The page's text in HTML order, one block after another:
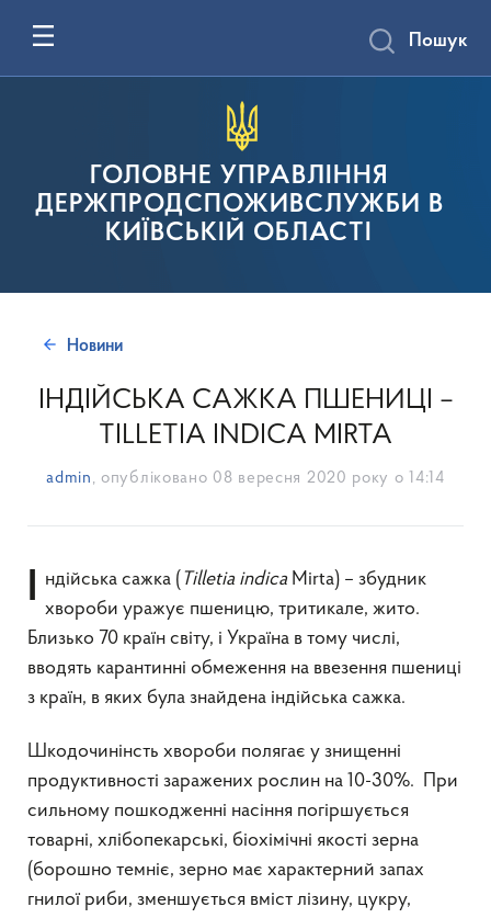
ГОЛОВНЕ УПРАВЛІННЯ
ДЕРЖПРОДСПОЖИВСЛУЖБИ В
КИЇВСЬКІЙ ОБЛАСТІ
Пошук
Новини
ІНДІЙСЬКА САЖКА ПШЕНИЦІ –
TILLETIA INDICA MIRTA
admin , опубліковано 08 вересня 2020 року о 14:14
Індійська сажка ( Tilletia indicaMirta) – збудник
хвороби уражує пшеницю, тритикале, жито.
Близько 70 країн світу, і Україна в тому числі,
вводять карантинні обмеження на ввезення пшениці
з країн, в яких була знайдена індійська сажка.
Шкодочинінсть хвороби полягає у знищенні
продуктивності заражених рослин на 10-30%. При
сильному пошкодженні насіння погіршується
товарні, хлібопекарські, біохімічні якості зерна
(борошно темніє, зерно має характерний запах
гнилої риби, зменшується вміст лізину, цукру,